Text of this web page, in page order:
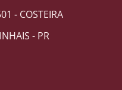
- COSTEIRA
- PR